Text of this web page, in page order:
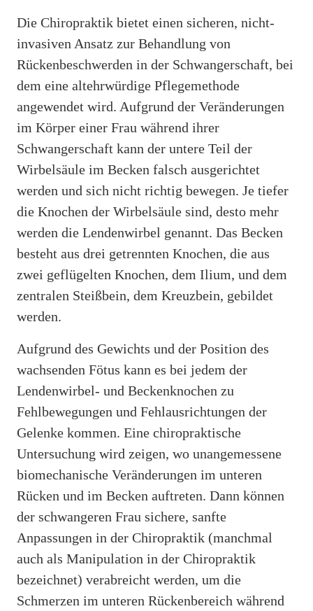
Die Chiropraktik bietet einen sicheren, nicht-
invasiven Ansatz zur Behandlung von
Rückenbeschwerden in der Schwangerschaft, bei
dem eine altehrwürdige Pflegemethode
angewendet wird. Aufgrund der Veränderungen
im Körper einer Frau während ihrer
Schwangerschaft kann der untere Teil der
Wirbelsäule im Becken falsch ausgerichtet
werden und sich nicht richtig bewegen. Je tiefer
die Knochen der Wirbelsäule sind, desto mehr
werden die Lendenwirbel genannt. Das Becken
besteht aus drei getrennten Knochen, die aus
zwei geflügelten Knochen, dem Ilium, und dem
zentralen Steißbein, dem Kreuzbein, gebildet
werden.
Aufgrund des Gewichts und der Position des
wachsenden Fötus kann es bei jedem der
Lendenwirbel- und Beckenknochen zu
Fehlbewegungen und Fehlausrichtungen der
Gelenke kommen. Eine chiropraktische
Untersuchung wird zeigen, wo unangemessene
biomechanische Veränderungen im unteren
Rücken und im Becken auftreten. Dann können
der schwangeren Frau sichere, sanfte
Anpassungen in der Chiropraktik (manchmal
auch als Manipulation in der Chiropraktik
bezeichnet) verabreicht werden, um die
Schmerzen im unteren Rückenbereich während